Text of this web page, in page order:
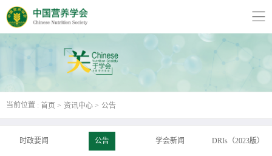
当前位置 : 首页 资讯中心 公告
时政要闻 公告 学会新闻 DRIs（2023版）